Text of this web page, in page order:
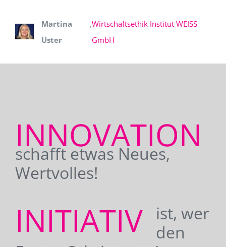
Martina
Uster
,Wirtschaftsethik Institut WEISS
GmbH
INNOVATION
schafft etwas Neues,
Wertvolles!
INITIATIV
ist, wer
den